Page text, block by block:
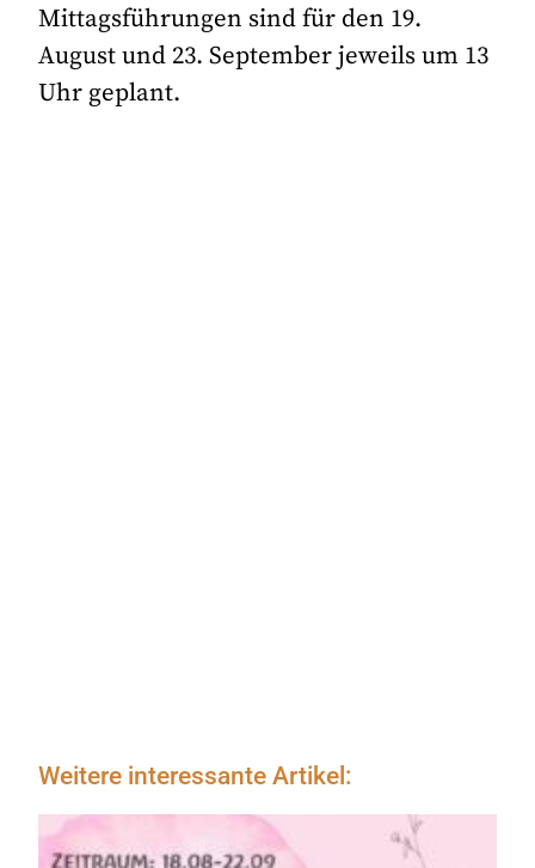
Mittagsführungen sind für den 19.
August und 23. September jeweils um 13
Uhr geplant.
Weitere interessante Artikel: